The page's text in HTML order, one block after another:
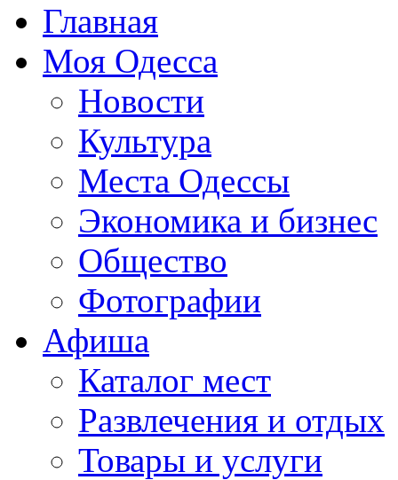
Главная
Моя Одесса
Новости
Культура
Места Одессы
Экономика и бизнес
Общество
Фотографии
Афиша
Каталог мест
Развлечения и отдых
Товары и услуги